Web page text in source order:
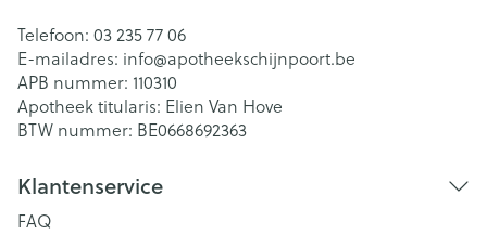
Telefoon: 03 235 77 06
E-mailadres: info@apotheekschijnpoort.be
APB nummer: 110310
Apotheek titularis: Elien Van Hove
BTW nummer: BE0668692363
Klantenservice
FAQ